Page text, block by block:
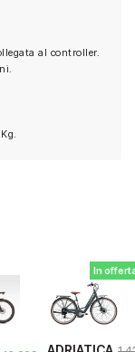
al controller.
In